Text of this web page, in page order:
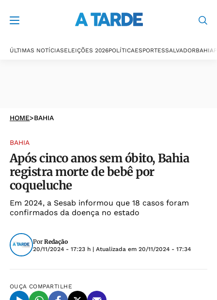
ÚLTIMAS NOTÍCIASELEIÇÕES 2026POLÍTICAESPORTESSALVADORBAHIA
HOME>BAHIA
BAHIA
Após cinco anos sem óbito, Bahia
registra morte de bebê por
coqueluche
Em 2024, a Sesab informou que 18 casos foram
confirmados da doença no estado
Por Redação
20/11/2024 - 17:23 h | Atualizada em 20/11/2024 - 17:34
OUÇA COMPARTILHE